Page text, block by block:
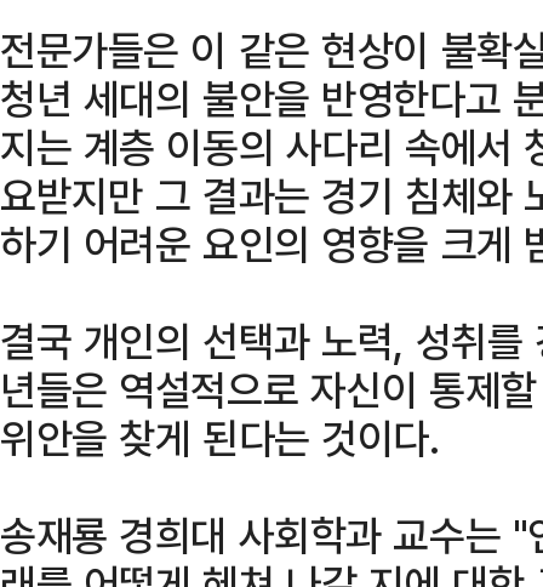
전문가들은 이 같은 현상이 불확
청년 세대의 불안을 반영한다고
지는 계층 이동의 사다리 속에서
요받지만 그 결과는 경기 침체와
하기 어려운 요인의 영향을 크게
결국 개인의 선택과 노력, 성취
년들은 역설적으로 자신이 통제
위안을 찾게 된다는 것이다.
송재룡 경희대 사회학과 교수는